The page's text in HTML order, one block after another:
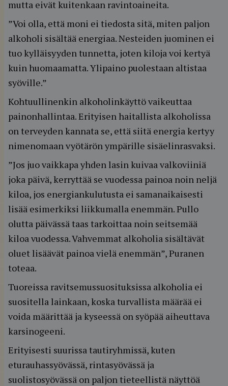
mutta eivät kuitenkaan ravintoaineita.
”Voi olla, että moni ei tiedosta sitä, miten paljon
alkoholi sisältää energiaa. Nesteiden juominen ei
tuo kylläisyyden tunnetta, joten kiloja voi kertyä
kuin huomaamatta. Ylipaino puolestaan altistaa
syöville.”
Kohtuullinenkin alkoholinkäyttö vaikeuttaa
painonhallintaa. Erityisen haitallista alkoholissa
on terveyden kannata se, että siitä energia kertyy
nimenomaan vyötärön ympärille sisäelinrasvaksi.
”Jos juo vaikkapa yhden lasin kuivaa valkoviiniä
joka päivä, kerryttää se vuodessa painoa noin neljä
kiloa, jos energiankulutusta ei samanaikaisesti
lisää esimerkiksi liikkumalla enemmän. Pullo
olutta päivässä taas tarkoittaa noin seitsemää
kiloa vuodessa. Vahvemmat alkoholia sisältävät
oluet lisäävät painoa vielä enemmän”, Puranen
toteaa.
Tuoreissa ravitsemussuosituksissa alkoholia ei
suositella lainkaan, koska turvallista määrää ei
voida määrittää ja kyseessä on syöpää aiheuttava
karsinogeeni.
Erityisesti suurissa tautiryhmissä, kuten
eturauhassyövässä, rintasyövässä ja
suolistosyövässä on paljon tieteellistä näyttöä